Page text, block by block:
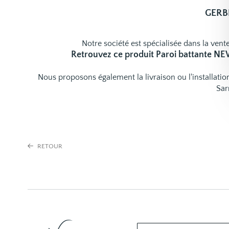
Notre société est spécialisée dans la
Retrouvez ce produit Paroi battante
Nous proposons également la livraison ou
RETOUR